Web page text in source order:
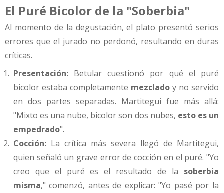
El Puré Bicolor de la "Soberbia"
Al momento de la degustación, el plato presentó serios
errores que el jurado no perdonó, resultando en duras
críticas.
Presentación:Betular cuestionó por qué el puré
bicolor estaba completamente mezcladoy no servido
en dos partes separadas. Martitegui fue más allá:
"Mixto es una nube, bicolor son dos nubes, esto es un
empedrado".
Cocción:La crítica más severa llegó de Martitegui,
quien señaló un grave error de cocción en el puré. "Yo
creo que el puré es el resultado de la soberbia
misma," comenzó, antes de explicar: "Yo pasé por la